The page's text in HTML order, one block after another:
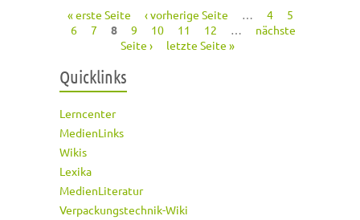
Seiten
« erste Seite ‹ vorherige Seite … 4
5
6
7 8 9 10 11 12 …
nächste
Seite ›
letzte Seite »
Quicklinks
Lerncenter
MedienLinks
Wikis
Lexika
MedienLiteratur
Verpackungstechnik-Wiki